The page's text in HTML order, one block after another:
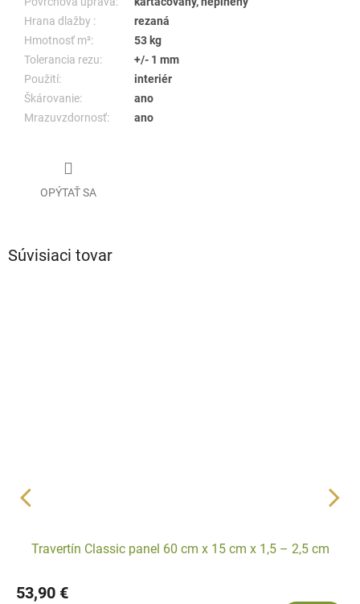
Hrana dlažby :
rezaná
Hmotnosť m²:
53 kg
Tolerancia rezu:
+/- 1 mm
Použití:
interiér
Škárovanie:
ano
Mrazuvzdornosť:
ano
OPÝTAŤ SA
Súvisiaci tovar
Travertín Classic panel 60 cm x 15 cm x 1,5 – 2,5 cm
53,90 €